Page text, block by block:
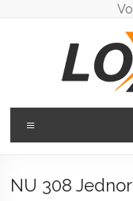
Loxsk
predaj
NU 308